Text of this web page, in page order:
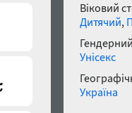
Віковий
Дитячий,
Унісекс
Україна